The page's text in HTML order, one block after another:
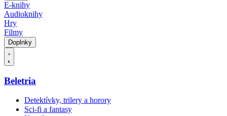
E-knihy
Audioknihy
Hry
Filmy
Doplnky
Beletria
Detektívky, trilery a horory
Sci-fi a fantasy